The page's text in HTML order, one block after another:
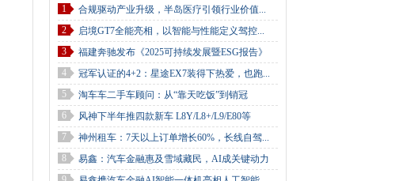
1
合规驱动产业升级，半岛医疗引领行业价值...
2
启境GT7全能亮相，以智能与性能定义驾控...
3
福建奔驰发布《2025可持续发展暨ESG报告》
4
冠军认证的4+2：星途EX7装得下热爱，也跑...
5
淘车车二手车顾问：从“靠天吃饭”到销冠
6
风神下半年推四款新车 L8Y/L8+/L9/E80等
7
神州租车：7天以上订单增长60%，长线自驾...
8
易鑫：汽车金融惠及雪域藏民，AI成关键动力